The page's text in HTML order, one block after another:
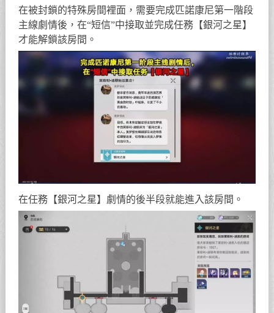
在被封鎖的特殊房間裡面，需要完成匹諾康尼第一階段
主線劇情後，在“短信”中接取並完成任務【銀河之星】
才能解鎖該房間。
在任務【銀河之星】劇情的後半段就能進入該房間。